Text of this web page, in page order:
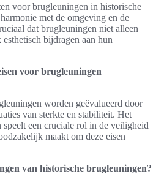
voor brugleuningen in historische
met de omgeving en de
dat brugleuningen niet alleen
bijdragen aan hun
voor brugleuningen
worden geëvalueerd door
van sterkte en stabiliteit. Het
een cruciale rol in de veiligheid
maakt om deze eisen
van historische brugleuningen?